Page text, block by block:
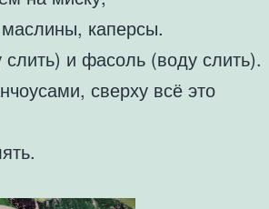
каперсы.
и фасоль (воду слить).
сверху всё это